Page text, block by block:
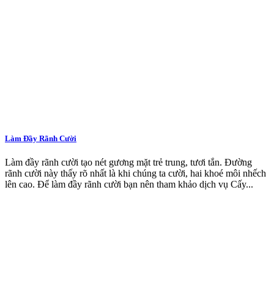
Làm Đầy Rãnh Cười
Làm đầy rãnh cười tạo nét gương mặt trẻ trung, tươi tắn. Đường
rãnh cười này thấy rõ nhất là khi chúng ta cười, hai khoé môi nhếch
lên cao. Để làm đầy rãnh cười bạn nên tham khảo dịch vụ Cấy...